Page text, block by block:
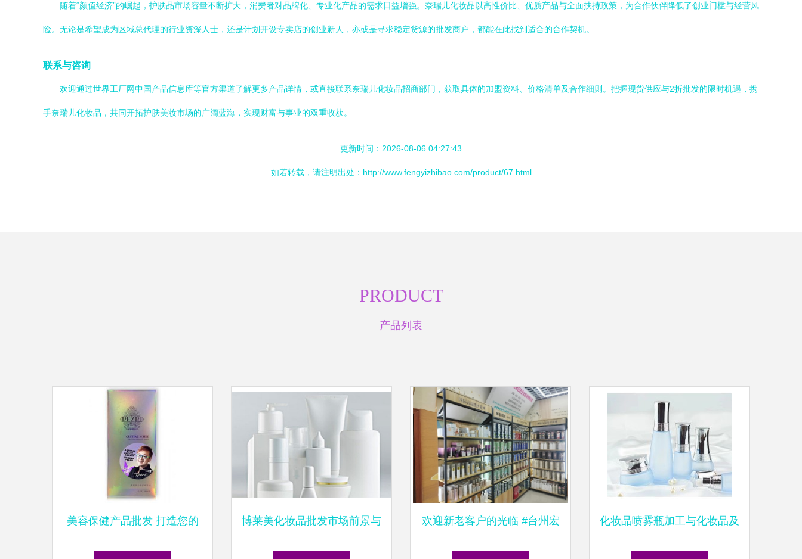
随着“颜值经济”的崛起，护肤品市场容量不断扩大，消费者对品牌化、专业化产品的需求日益增强。奈瑞儿化妆品以高性价比、优质产品与全面扶持政策，为合作伙伴降低了创业门槛与经营风
险。无论是希望成为区域总代理的行业资深人士，还是计划开设专卖店的创业新人，亦或是寻求稳定货源的批发商户，都能在此找到适合的合作契机。
联系与咨询
欢迎通过世界工厂网中国产品信息库等官方渠道了解更多产品详情，或直接联系奈瑞儿化妆品招商部门，获取具体的加盟资料、价格清单及合作细则。把握现货供应与2折批发的限时机遇，携
手奈瑞儿化妆品，共同开拓护肤美妆市场的广阔蓝海，实现财富与事业的双重收获。
更新时间：2026-08-06 04:27:43
如若转载，请注明出处：http://www.fengyizhibao.com/product/67.html
PRODUCT
产品列表
美容保健产品批发 打造您的
美丽事业蓝图
博莱美化妆品批发市场前景与
选购指南
欢迎新老客户的光临 #台州宏
业院线精品化妆品公司国内千
化妆品喷雾瓶加工与化妆品及
卫生用品批发的协同发展